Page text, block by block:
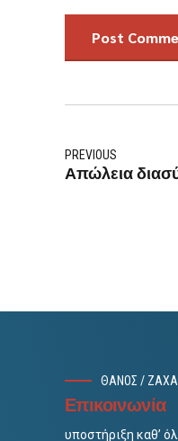
Post
PREVIOUS
Απώλεια
ΘΑΝΟΣ /
Επικοινωνία
υποστήριξη καθ’